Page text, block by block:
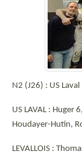
N2 (J26) : US
US LAVAL : Huger
Houdayer-Hutin,
LEVALLOIS :